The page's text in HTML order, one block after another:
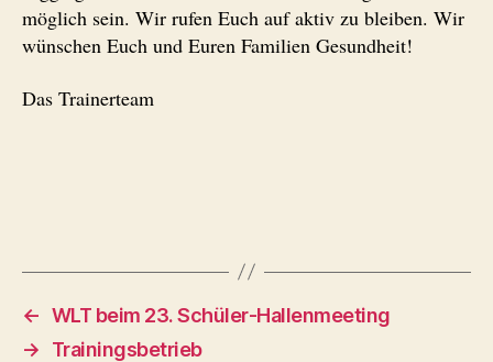
möglich sein. Wir rufen Euch auf aktiv zu bleiben. Wir
wünschen Euch und Euren Familien Gesundheit!
Das Trainerteam
← WLT beim 23. Schüler-Hallenmeeting
→
Trainingsbetrieb